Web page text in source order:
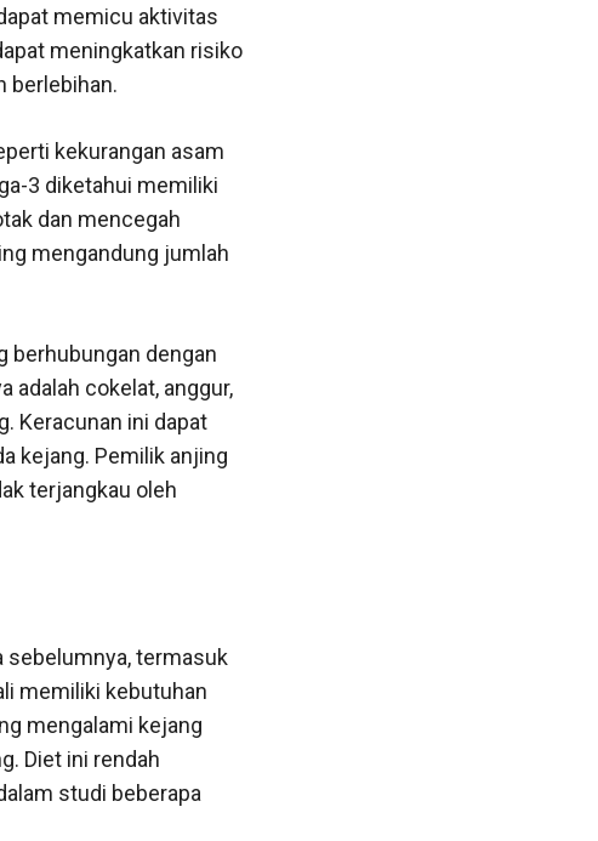
memicu aktivitas
meningkatkan risiko
berlebihan.
kekurangan asam
3 diketahui memiliki
dan mencegah
mengandung jumlah
berhubungan dengan
adalah cokelat, anggur,
Keracunan ini dapat
kejang. Pemilik anjing
terjangkau oleh
sebelumnya, termasuk
memiliki kebutuhan
mengalami kejang
Diet ini rendah
studi beberapa